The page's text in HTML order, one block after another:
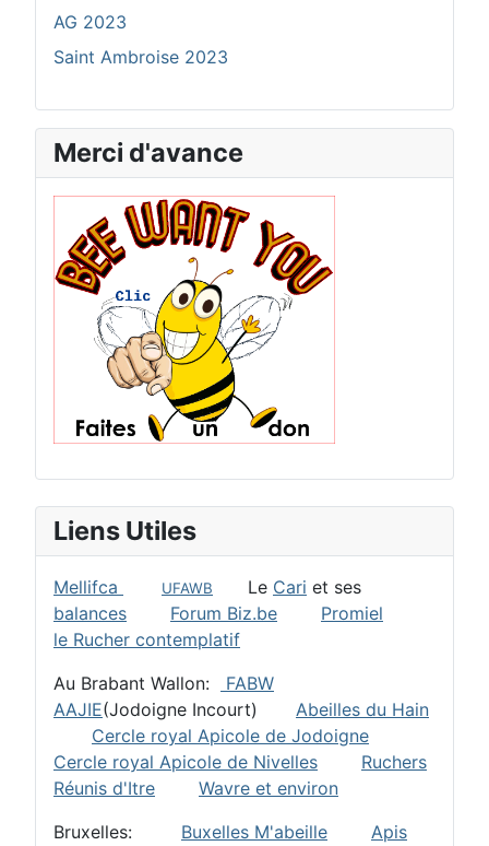
AG 2023
Saint Ambroise 2023
Merci d'avance
Liens Utiles
Mellifca UFAWB Le Cari et ses
balances
Forum Biz.be
Promiel
le Rucher contemplatif
Au Brabant Wallon:
FABW
AAJIE(Jodoigne Incourt) Abeilles du Hain
Cercle royal Apicole de Jodoigne
Cercle royal Apicole de Nivelles
Ruchers
Réunis d'Itre
Wavre et environ
Bruxelles: Buxelles M'abeille
Apis